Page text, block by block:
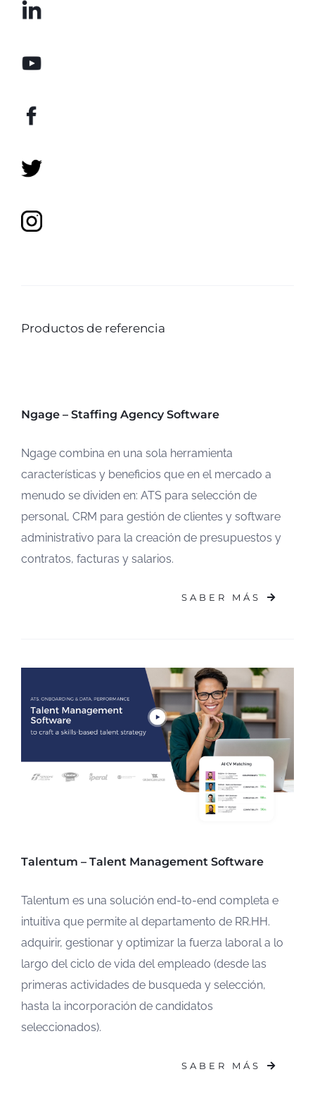
Productos de referencia
Ngage – Staffing Agency Software
Ngage combina en una sola herramienta
características y beneficios que en el mercado a
menudo se dividen en: ATS para selección de
personal, CRM para gestión de clientes y software
administrativo para la creación de presupuestos y
contratos, facturas y salarios.
SABER MÁS
Talentum – Talent Management Software
Talentum es una solución end-to-end completa e
intuitiva que permite al departamento de RR.HH.
adquirir, gestionar y optimizar la fuerza laboral a lo
largo del ciclo de vida del empleado (desde las
primeras actividades de busqueda y selección,
hasta la incorporación de candidatos
seleccionados).
SABER MÁS